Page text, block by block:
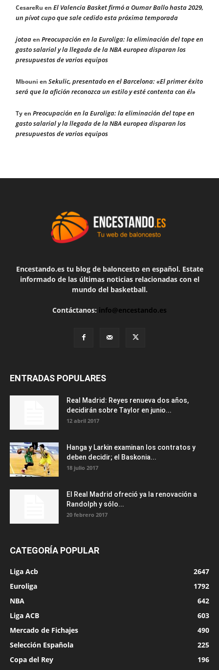
CesareRu en El Valencia Basket firmó a Oumar Ballo hasta 2029,
un pívot cupo que sale cedido esta próxima temporada
jotaaen Preocupación en la Euroliga: la eliminación del tope en
gasto salarial y la llegada de la NBA europea disparan los
presupuestos de varios equipos
Mbouni en Sekulic, presentado en el Barcelona: «El primer éxito
será que la afición reconozca un estilo y esté contenta con él»
Tyen Preocupación en la Euroliga: la eliminación del tope en
gasto salarial y la llegada de la NBA europea disparan los
presupuestos de varios equipos
Encestando.es tu blog de baloncesto en español. Estate
informado de las últimas noticias relacionadas con el
mundo del basketball.
Contáctanos: info@encestando.es
ENTRADAS POPULARES
Real Madrid: Reyes renueva dos años,
decidirán sobre Taylor en junio...
12 abril 2017
Hanga y Larkin examinan los contratos y
deben decidir; el Baskonia...
18 julio 2017
El Real Madrid ofreció ya la renovación a
Randolph y sólo...
20 febrero 2017
CATEGORÍA POPULAR
Liga Acb
2647
Euroliga
1792
NBA
642
Liga ACB
603
Mercado de Fichajes
490
Selección Española
225
Copa del Rey
196